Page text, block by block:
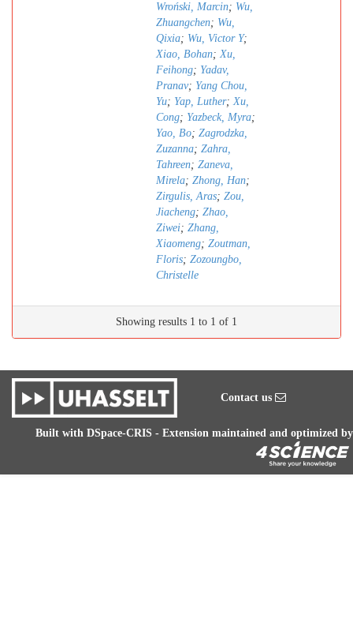
Wroński, Marcin; Wu,
Zhuangchen; Wu,
Qixia; Wu, Victor Y;
Xiao, Bohan;Xu,
Feihong; Yadav,
Pranav; Yang Chou,
Yu; Yap, Luther;Xu,
Cong; Yazbeck, Myra;
Yao, Bo; Zagrodzka,
Zuzanna; Zahra,
Tahreen; Zaneva,
Mirela; Zhong, Han;
Zirgulis, Aras; Zou,
Jiacheng; Zhao,
Ziwei; Zhang,
Xiaomeng; Zoutman,
Floris; Zozoungbo,
Christelle
Showing results 1 to 1 of 1
Contact us
Built with DSpace-CRIS - Extension maintained and optimized by